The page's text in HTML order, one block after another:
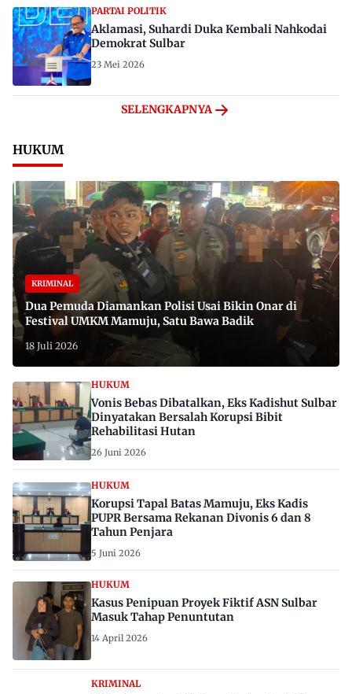
PARTAI POLITIK
Aklamasi, Suhardi Duka Kembali Nahkodai
Demokrat Sulbar
23 Mei 2026
SELENGKAPNYA
HUKUM
KRIMINAL
Dua Pemuda Diamankan Polisi Usai Bikin Onar di
Festival UMKM Mamuju, Satu Bawa Badik
18 Juli 2026
HUKUM
Vonis Bebas Dibatalkan, Eks Kadishut Sulbar
Dinyatakan Bersalah Korupsi Bibit
Rehabilitasi Hutan
26 Juni 2026
HUKUM
Korupsi Tapal Batas Mamuju, Eks Kadis
PUPR Bersama Rekanan Divonis 6 dan 8
Tahun Penjara
5 Juni 2026
HUKUM
Kasus Penipuan Proyek Fiktif ASN Sulbar
Masuk Tahap Penuntutan
14 April 2026
KRIMINAL